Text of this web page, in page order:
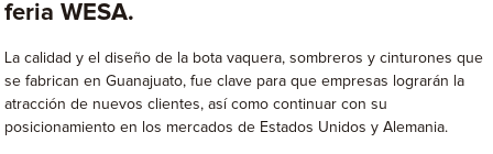
feria WESA.
La calidad y el diseño de la bota vaquera, sombreros y cinturones que
se fabrican en Guanajuato, fue clave para que empresas lograrán la
atracción de nuevos clientes, así como continuar con su
posicionamiento en los mercados de Estados Unidos y Alemania.